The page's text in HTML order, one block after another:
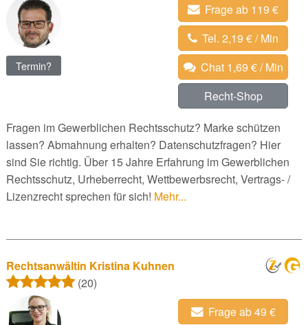
Termin?
Frage ab 119 €
Tel. 2,19 € / Min
Chat 1,69 € / Min
Recht-Shop
Fragen im Gewerblichen Rechtsschutz? Marke schützen
lassen? Abmahnung erhalten? Datenschutzfragen? Hier
sind Sie richtig. Über 15 Jahre Erfahrung im Gewerblichen
Rechtsschutz, Urheberrecht, Wettbewerbsrecht, Vertrags- /
Lizenzrecht sprechen für sich! Mehr...
Rechtsanwältin Kristina Kuhnen
(20)
Frage ab 49 €